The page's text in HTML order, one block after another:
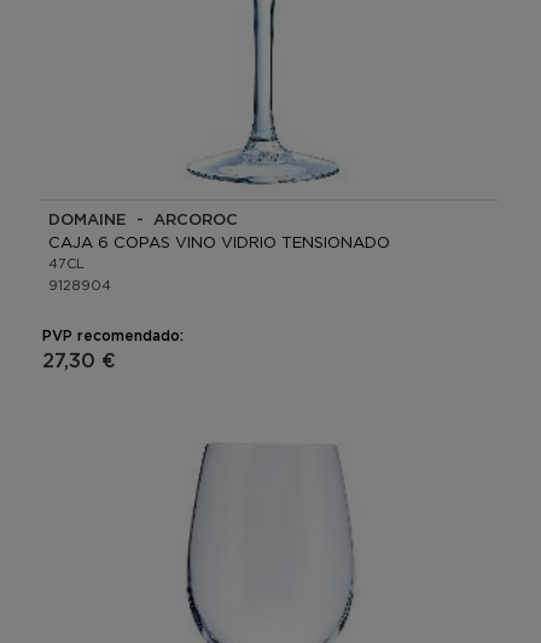
DOMAINE - ARCOROC
CAJA 6 COPAS VINO VIDRIO TENSIONADO
47CL
9128904
PVP recomendado:
27,30 €